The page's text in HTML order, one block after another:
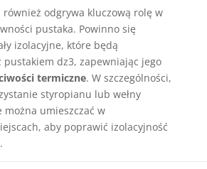
odgrywa kluczową rolę w
pustaka. Powinno się
izolacyjne, które będą
pustakiem dz3, zapewniając jego
termiczne. W szczególności,
styropianu lub wełny
umieszczać w
aby poprawić izolacyjność